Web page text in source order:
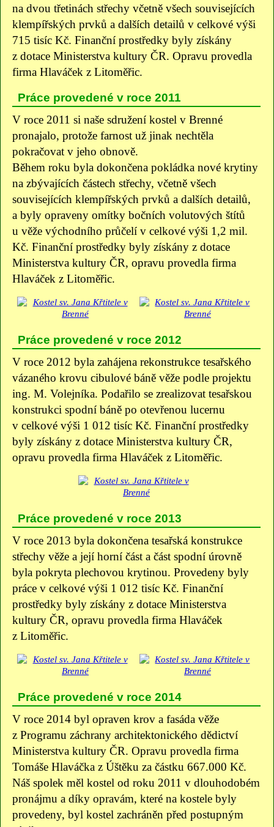
na dvou třetinách střechy včetně všech souvisejících
klempířských prvků a dalších detailů v celkové výši
715 tisíc Kč. Finanční prostředky byly získány
z dotace Ministerstva kultury ČR. Opravu provedla
firma Hlaváček z Litoměřic.
Práce provedené v roce 2011
V roce 2011 si naše sdružení kostel v Brenné
pronajalo, protože farnost už jinak nechtěla
pokračovat v jeho obnově.
Během roku byla dokončena pokládka nové krytiny
na zbývajících částech střechy, včetně všech
souvisejících klempířských prvků a dalších detailů,
a byly opraveny omítky bočních volutových štítů
u věže východního průčelí v celkové výši 1,2 mil.
Kč. Finanční prostředky byly získány z dotace
Ministerstva kultury ČR, opravu provedla firma
Hlaváček z Litoměřic.
Práce provedené v roce 2012
V roce 2012 byla zahájena rekonstrukce tesařského
vázaného krovu cibulové báně věže podle projektu
ing. M. Volejníka. Podařilo se zrealizovat tesařskou
konstrukci spodní báně po otevřenou lucernu
v celkové výši 1 012 tisíc Kč. Finanční prostředky
byly získány z dotace Ministerstva kultury ČR,
opravu provedla firma Hlaváček z Litoměřic.
Práce provedené v roce 2013
V roce 2013 byla dokončena tesařská konstrukce
střechy věže a její horní část a část spodní úrovně
byla pokryta plechovou krytinou. Provedeny byly
práce v celkové výši 1 012 tisíc Kč. Finanční
prostředky byly získány z dotace Ministerstva
kultury ČR, opravu provedla firma Hlaváček
z Litoměřic.
Práce provedené v roce 2014
V roce 2014 byl opraven krov a fasáda věže
z Programu záchrany architektonického dědictví
Ministerstva kultury ČR. Opravu provedla firma
Tomáše Hlaváčka z Úštěku za částku 667.000 Kč.
Náš spolek měl kostel od roku 2011 v dlouhodobém
pronájmu a díky opravám, které na kostele byly
provedeny, byl kostel zachráněn před postupným